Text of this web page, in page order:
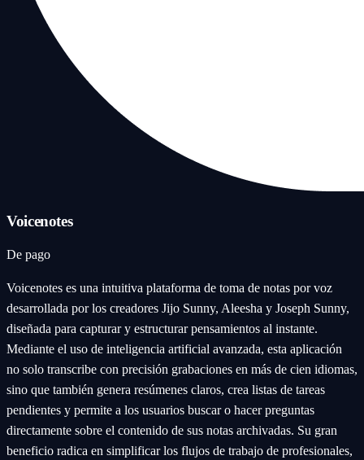
Voicenotes
De pago
Voicenotes es una intuitiva plataforma de toma de notas por voz
desarrollada por los creadores Jijo Sunny, Aleesha y Joseph Sunny,
diseñada para capturar y estructurar pensamientos al instante.
Mediante el uso de inteligencia artificial avanzada, esta aplicación
no solo transcribe con precisión grabaciones en más de cien idiomas,
sino que también genera resúmenes claros, crea listas de tareas
pendientes y permite a los usuarios buscar o hacer preguntas
directamente sobre el contenido de sus notas archivadas. Su gran
beneficio radica en simplificar los flujos de trabajo de profesionales,